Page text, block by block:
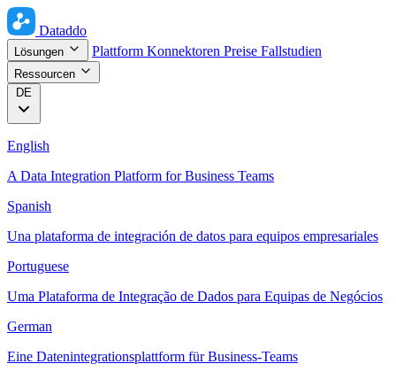
Dataddo
Lösungen Plattform Konnektoren Preise Fallstudien
Ressourcen
DE
English
A Data Integration Platform for Business Teams
Spanish
Una plataforma de integración de datos para equipos empresariales
Portuguese
Uma Plataforma de Integração de Dados para Equipas de Negócios
German
Eine Datenintegrationsplattform für Business-Teams